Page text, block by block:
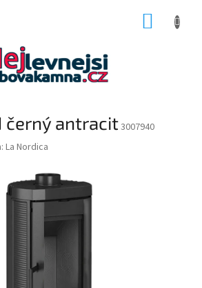
černý antracit3007940
La Nordica